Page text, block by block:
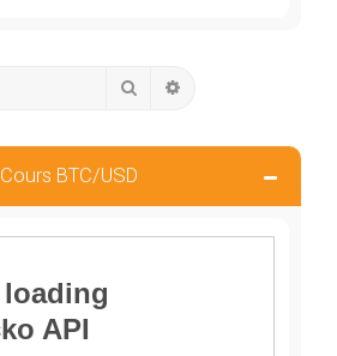
Rechercher
Cours BTC/USD